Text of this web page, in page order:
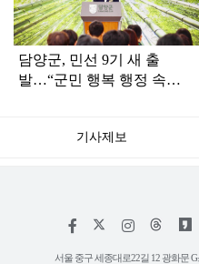
담양군, 민선 9기 새 출
발…“군민 행복 행정 속도
기사제보
페
스
인
타
서울 중구 세종대로22길 12 광화문